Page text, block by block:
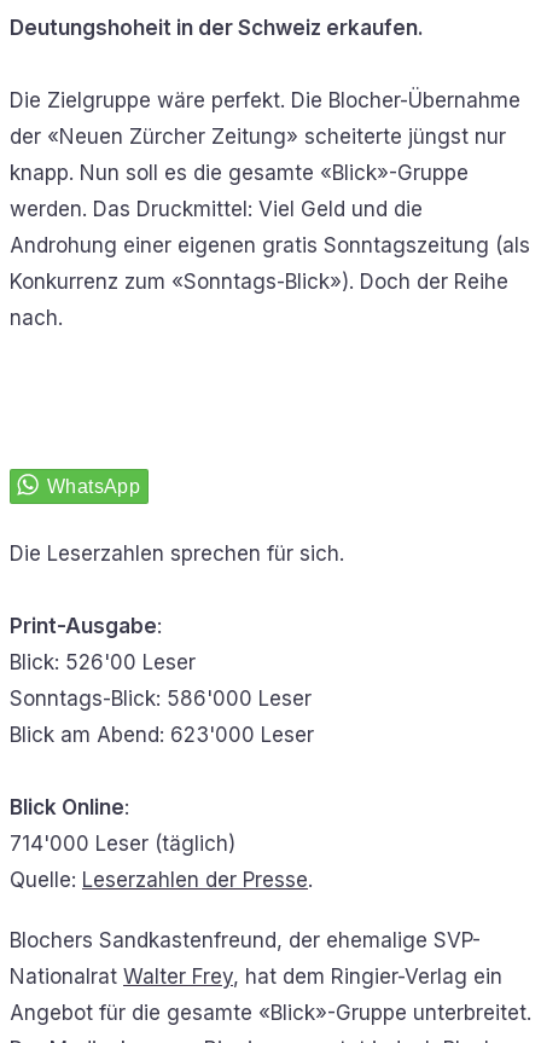
Deutungshoheit in der Schweiz erkaufen.
Die Zielgruppe wäre perfekt. Die Blocher-Übernahme
der «Neuen Zürcher Zeitung» scheiterte jüngst nur
knapp. Nun soll es die gesamte «Blick»-Gruppe
werden. Das Druckmittel: Viel Geld und die
Androhung einer eigenen gratis Sonntagszeitung (als
Konkurrenz zum «Sonntags-Blick»). Doch der Reihe
nach.
Die Leserzahlen sprechen für sich.
Print-Ausgabe:
Blick: 526'00 Leser
Sonntags-Blick: 586'000 Leser
Blick am Abend: 623'000 Leser
Blick Online:
714'000 Leser (täglich)
Quelle: Leserzahlen der Presse.
Blochers Sandkastenfreund, der ehemalige SVP-
Nationalrat Walter Frey, hat dem Ringier-Verlag ein
Angebot für die gesamte «Blick»-Gruppe unterbreitet.